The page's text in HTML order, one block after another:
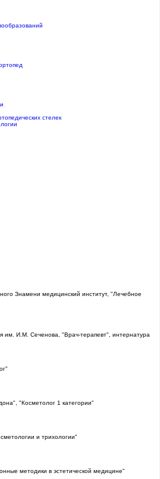
стелек
Знамени медицинский институт, "Лечебное
им. И.М. Сеченова, "Врач-терапевт", интернатура
"Косметолог 1 категории"
и трихологии"
методики в эстетической медицине"